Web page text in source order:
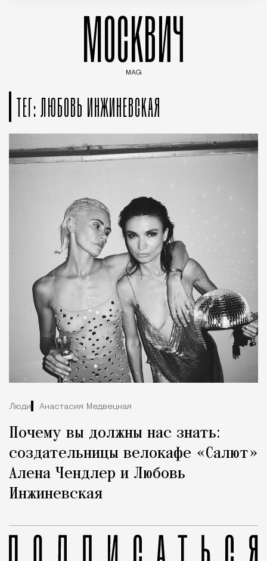
МОСКВИЧ
MAG
ТЕГ: ЛЮБОВЬ ИНЖИНЕВСКАЯ
Люди Анастасия Медвецкая
Почему вы должны нас знать:
создательницы велокафе «Салют»
Алена Чендлер и Любовь
Инжиневская